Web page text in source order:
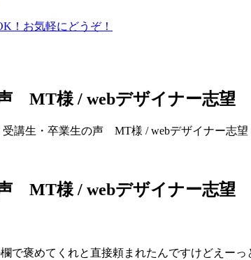
！お気軽にどうぞ！
MT様 / webデザイナー志望
受講生・卒業生の声 MT様 / webデザイナー志望
MT様 / webデザイナー志望
で褒めてくれと直接頼まれたんですけどえー